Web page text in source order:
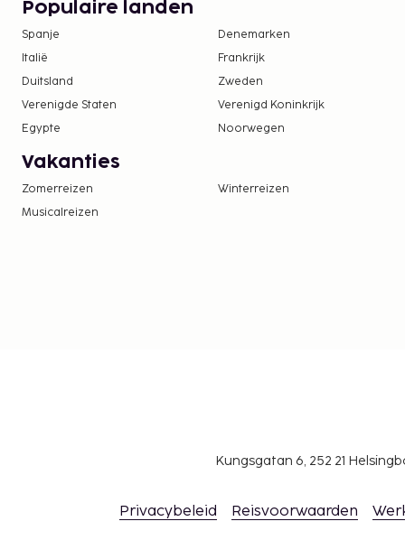
Populaire landen
Spanje Denemarken
Italië
Frankrijk
Duitsland
Zweden
Verenigde Staten
Verenigd Koninkrijk
Egypte
Noorwegen
Vakanties
Zomerreizen Winterreizen
Musicalreizen
Kungsgatan 6, 252 21
Privacybeleid Reisvoorwaarden